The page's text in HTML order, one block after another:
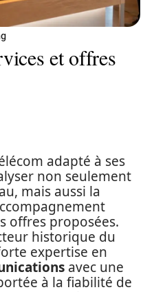
et offres
adapté à ses
non seulement
mais aussi la
offres proposées.
historique du
expertise en
avec une
à la fiabilité de